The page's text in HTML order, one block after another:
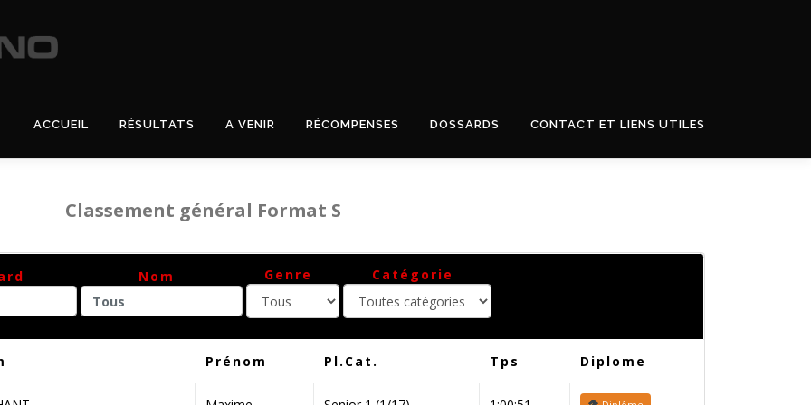
ACCUEIL RÉSULTATS A VENIR RÉCOMPENSES DOSSARDS CONTACT ET LIENS UTILES
Classement général Format S
Nom
Tous
Genre
Tous Catégorie
catégories
Prénom Pl.Cat. Tps Diplome